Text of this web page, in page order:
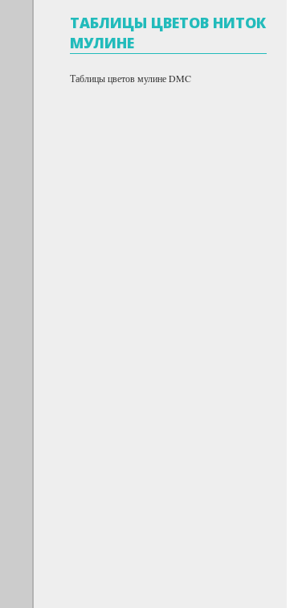
ТАБЛИЦЫ ЦВЕТОВ НИТОК
МУЛИНЕ
Таблицы цветов мулине DMC